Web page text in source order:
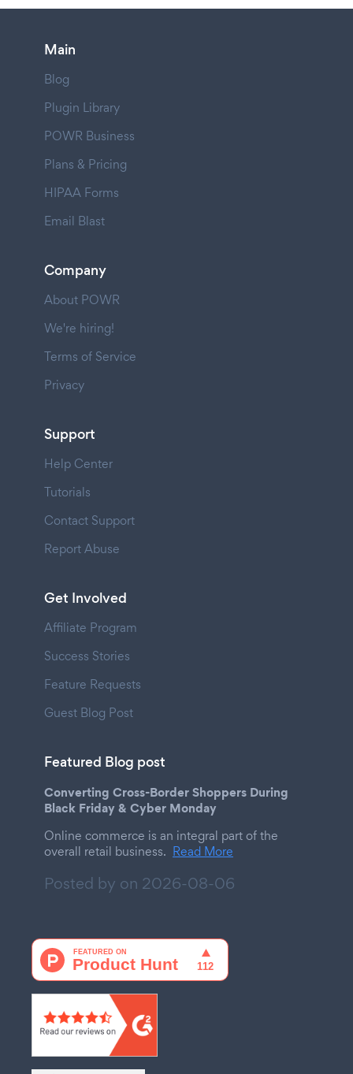
Main
Blog
Plugin Library
POWR Business
Plans & Pricing
HIPAA Forms
Email Blast
Company
About POWR
We're hiring!
Terms of Service
Privacy
Support
Help Center
Tutorials
Contact Support
Report Abuse
Get Involved
Affiliate Program
Success Stories
Feature Requests
Guest Blog Post
Featured Blog post
Converting Cross-Border Shoppers During
Black Friday & Cyber Monday
Online commerce is an integral part of the
overall retail business. Read More
Posted by on 2026-08-06